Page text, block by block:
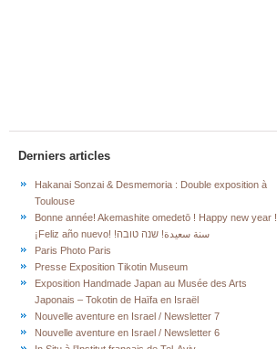
Derniers articles
Hakanai Sonzai & Desmemoria : Double exposition à
Toulouse
Bonne année! Akemashite omedetō ! Happy new year !
¡Feliz año nuevo! !سنة سعيدة! שנה טובה
Paris Photo Paris
Presse Exposition Tikotin Museum
Exposition Handmade Japan au Musée des Arts
Japonais – Tokotin de Haïfa en Israël
Nouvelle aventure en Israel / Newsletter 7
Nouvelle aventure en Israel / Newsletter 6